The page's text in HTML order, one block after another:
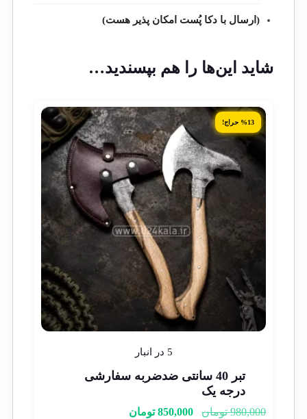
(ارسال با دکا پُست امکان پذیر هست)
شاید این‌ها را هم بپسندید…
%13 حراج!
5 در انبار
تبر 40 سانتی ضدضربه سفارشی
درجه یک
980,000 تومان 850,000 تومان